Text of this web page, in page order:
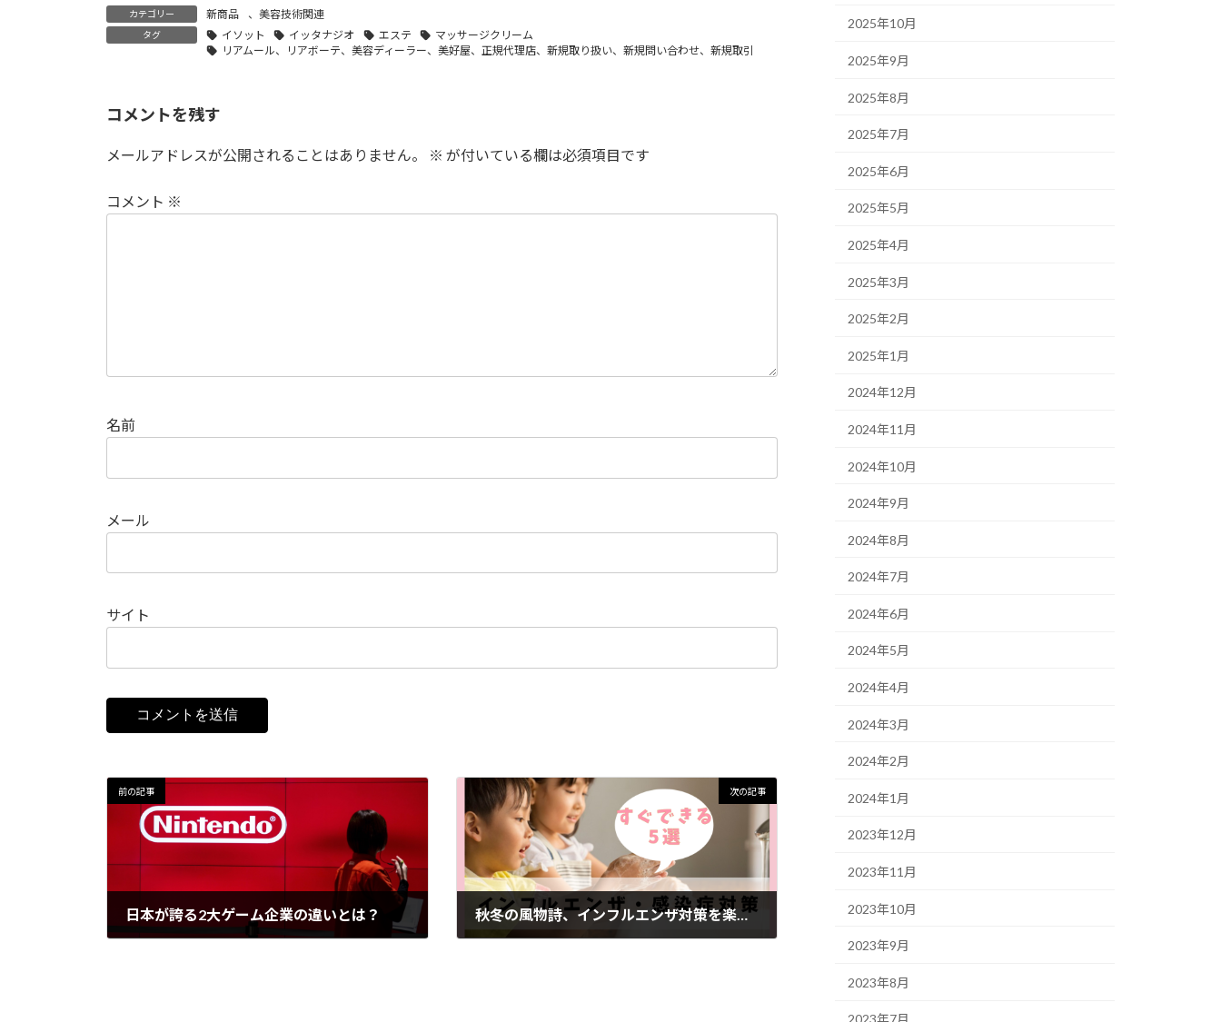
カテゴリー 新商品 、 美容技術関連
タグ イソット イッタナジオ エステ
マッサージクリーム
リアムール、リアボーテ、美容ディーラー、美好屋、正規代理店、新規取り扱い、新規問い合わせ、新規取引
コメントを残す
メールアドレスが公開されることはありません。 ※ が付いている欄は必須項目です
コメント ※
名前
メール
サイト
前の記事
日本が誇る2大ゲーム企業の違いとは？
次の記事
秋冬の風物詩、インフルエンザ対策を楽しく・効果的に
2025年10月
2025年9月
2025年8月
2025年7月
2025年6月
2025年5月
2025年4月
2025年3月
2025年2月
2025年1月
2024年12月
2024年11月
2024年10月
2024年9月
2024年8月
2024年7月
2024年6月
2024年5月
2024年4月
2024年3月
2024年2月
2024年1月
2023年12月
2023年11月
2023年10月
2023年9月
2023年8月